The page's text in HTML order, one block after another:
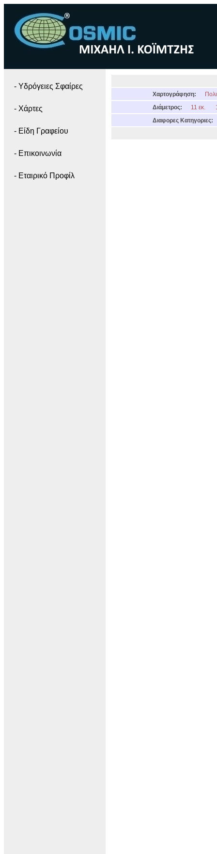
- Yδρόγειες Σφαίρες
- Χάρτες
- Είδη Γραφείου
- Επικοινωνία
- Εταιρικό Προφίλ
Χαρτογράφηση:
Διάμετρος:
11 εκ.
Διαφορες Κατηγοριες: